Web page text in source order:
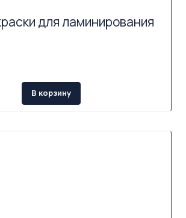
для ламинирования
В корзину